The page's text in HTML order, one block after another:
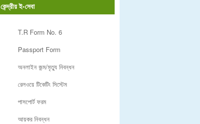
কেন্দ্রীয় ই-সেবা
T.R Form No. 6
Passport Form
অনলাইন জন্ম/মৃত্যু নিবন্ধন
রেলওয়ে টিকেটিং সিস্টেম
পাসপোর্ট ফরম
আয়কর নিবন্ধন